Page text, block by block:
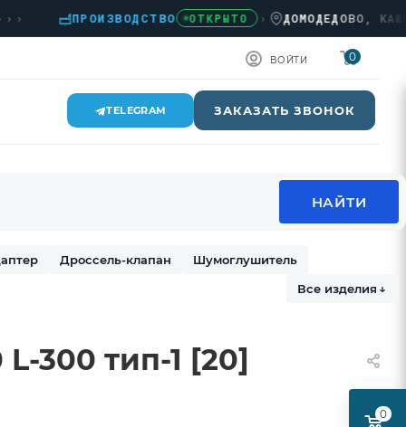
ПРОИЗВОДСТВО ОТКРЫТО › ДОМОДЕДОВО,
ВОЙТИ 0
TELEGRAM ЗАКАЗАТЬ ЗВОНОК
Дроссель-клапан
Шумоглушитель
Все изделия ↓
300 тип-1 [20]
0